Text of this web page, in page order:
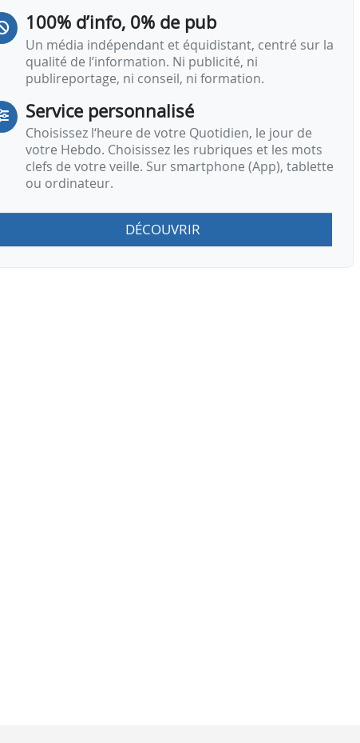
100% d’info, 0% de pub
Un média indépendant et équidistant, centré sur la
qualité de l’information. Ni publicité, ni
publireportage, ni conseil, ni formation.
Service personnalisé
Choisissez l‘heure de votre Quotidien, le jour de
votre Hebdo. Choisissez les rubriques et les mots
clefs de votre veille. Sur smartphone (App), tablette
ou ordinateur.
DÉCOUVRIR